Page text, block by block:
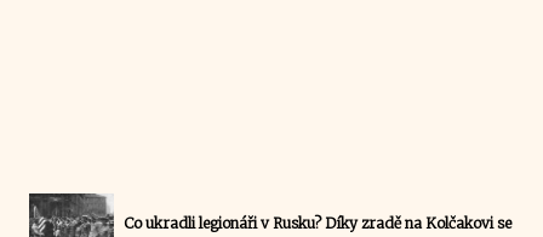
Co ukradli legionáři v Rusku? Díky zradě na Kolčakovi se